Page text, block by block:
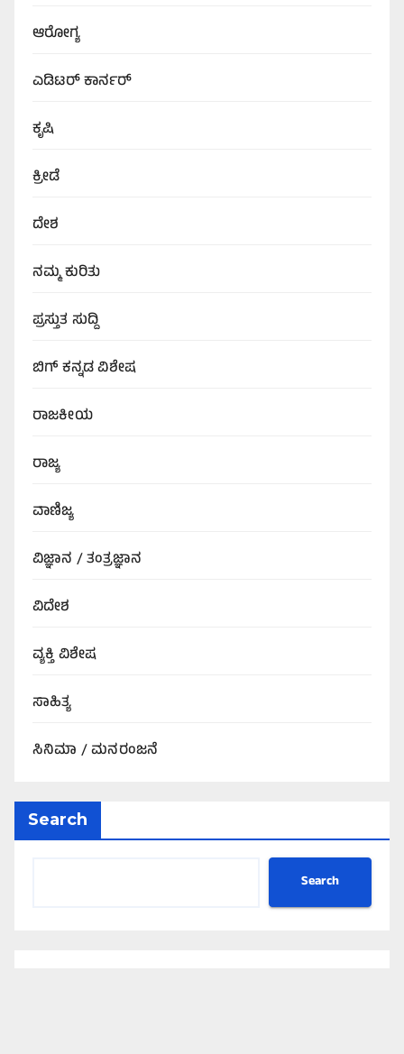
ಆರೋಗ್ಯ
ಎಡಿಟರ್‌ ಕಾರ್ನರ್
ಕೃಷಿ
ಕ್ರೀಡೆ
ದೇಶ
ನಮ್ಮ ಕುರಿತು
ಪ್ರಸ್ತುತ ಸುದ್ದಿ
ಬಿಗ್‌ ಕನ್ನಡ ವಿಶೇಷ
ರಾಜಕೀಯ
ರಾಜ್ಯ
ವಾಣಿಜ್ಯ
ವಿಜ್ಞಾನ / ತಂತ್ರಜ್ಞಾನ
ವಿದೇಶ
ವ್ಯಕ್ತಿ ವಿಶೇಷ
ಸಾಹಿತ್ಯ
ಸಿನಿಮಾ / ಮನರಂಜನೆ
Search
Search